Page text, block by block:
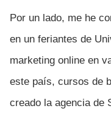
Por un lado, me he
en un feriantes de
marketing online en
este país, cursos de
creado la agencia de